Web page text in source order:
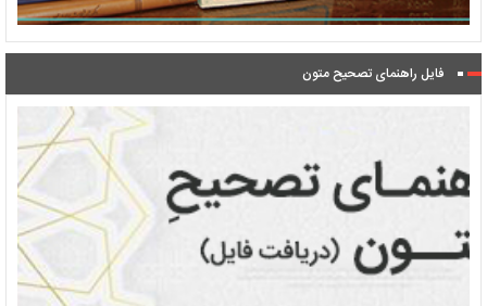
فایل راهنمای تصحیح متون